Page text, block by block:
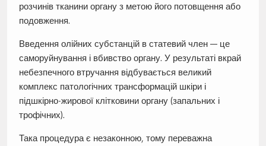
розчинів тканини органу з метою його потовщення або
подовження.
Введення олійних субстанцій в статевий член — це
саморуйнування і вбивство органу. У результаті вкрай
небезпечного втручання відбувається великий
комплекс патологічних трансформацій шкіри і
підшкірно-жирової клітковини органу (запальних і
трофічних).
Така процедура є незаконною, тому переважна